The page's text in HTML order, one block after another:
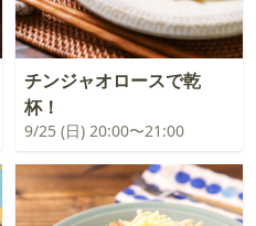
チンジャオロースで乾
杯！
9/25 (日) 20:00〜21:00